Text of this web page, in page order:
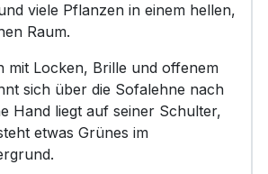
viele Pflanzen in einem hellen,
Raum.
mit Locken, Brille und offenem
sich über die Sofalehne nach
Hand liegt auf seiner Schulter,
etwas Grünes im